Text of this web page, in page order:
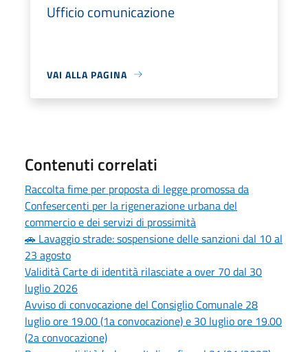
Ufficio comunicazione
VAI ALLA PAGINA
Contenuti correlati
Raccolta fime per proposta di legge promossa da
Confesercenti per la rigenerazione urbana del
commercio e dei servizi di prossimità
🚗 Lavaggio strade: sospensione delle sanzioni dal 10 al
23 agosto
Validità Carte di identità rilasciate a over 70 dal 30
luglio 2026
Avviso di convocazione del Consiglio Comunale 28
luglio ore 19.00 (1a convocazione) e 30 luglio ore 19.00
(2a convocazione)